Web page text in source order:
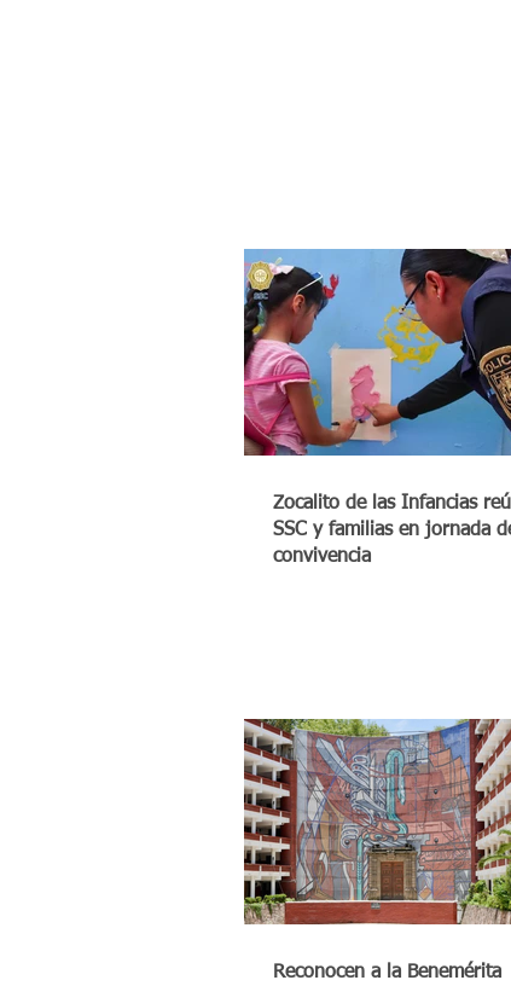
Zocalito de las Infancias
SSC y familias en jornada
convivencia
Reconocen a la Benemérita